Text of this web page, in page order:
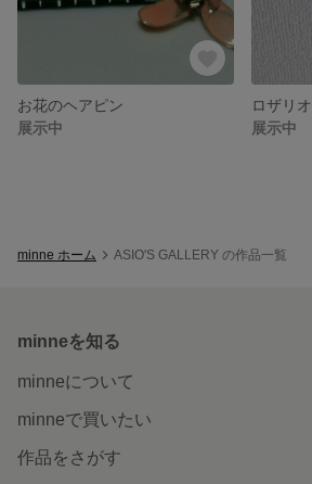
お花のヘアピン
展示中
ロザリオ
展示中
minne ホーム ASIO'S GALLERY の作品一覧
minneを知る
minneについて
minneで買いたい
作品をさがす